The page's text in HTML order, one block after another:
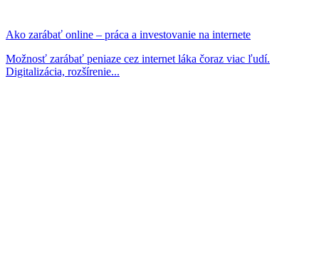
Ako zarábať online – práca a investovanie na internete
Možnosť zarábať peniaze cez internet láka čoraz viac ľudí.
Digitalizácia, rozšírenie...